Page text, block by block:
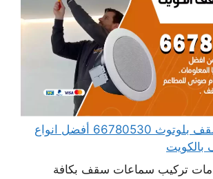
فني سماعات سقف بلوتوث 66780530 أفضل انواع
تركيب سماعات سقف بكافة